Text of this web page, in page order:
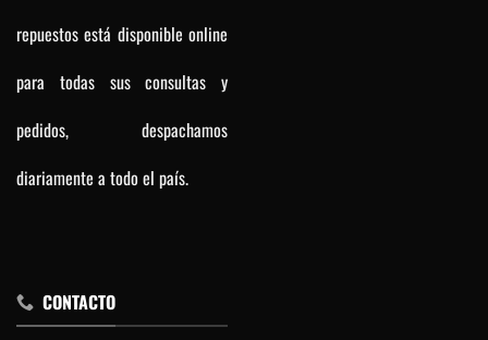
repuestos está disponible online
para todas sus consultas y
pedidos, despachamos
diariamente a todo el país.
CONTACTO